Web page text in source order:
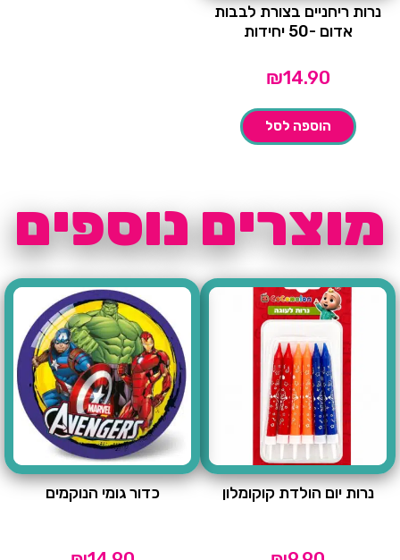
נרות ריחניים בצורת לבבות
אדום -50 יחידות
₪14.90
הוספה לסל
מוצרים נוספים
נרות יום הולדת קוקומלון כדור גומי הנוקמים